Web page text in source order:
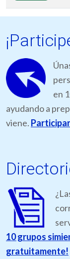
en
ayudando a
viene. Participar
10 grupos
gratuitamente!